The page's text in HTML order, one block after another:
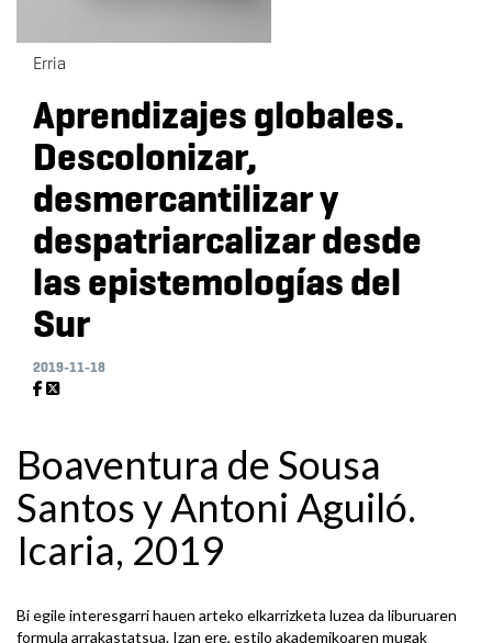
Erria
Aprendizajes globales.
Descolonizar,
desmercantilizar y
despatriarcalizar desde
las epistemologías del
Sur
2019-11-18
Boaventura de Sousa
Santos y Antoni Aguiló.
Icaria, 2019
Bi egile interesgarri hauen arteko elkarrizketa luzea da liburuaren
formula arrakastatsua. Izan ere, estilo akademikoaren mugak